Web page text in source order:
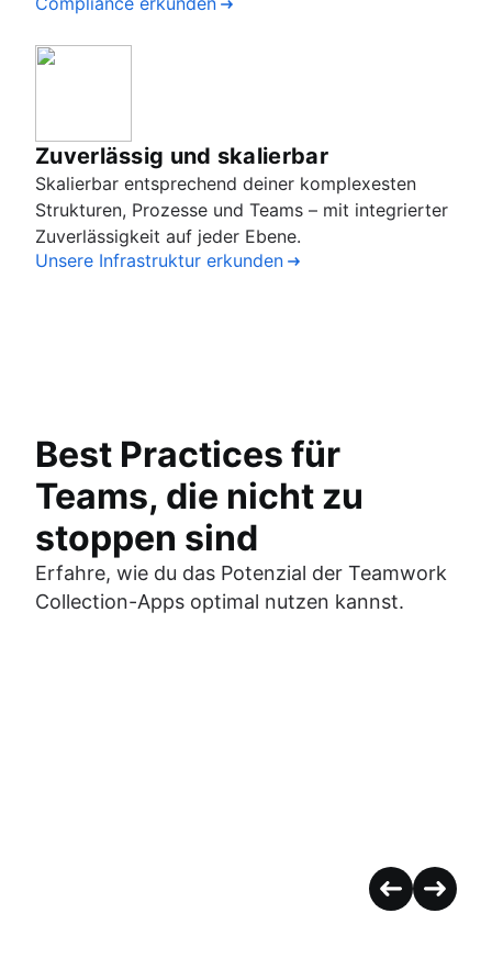
Zuverlässig und skalierbar
Skalierbar entsprechend deiner komplexesten
Strukturen, Prozesse und Teams – mit integrierter
Zuverlässigkeit auf jeder Ebene.
Unsere Infrastruktur erkunden
Best Practices für
Teams, die nicht zu
stoppen sind
Erfahre, wie du das Potenzial der Teamwork
Collection-Apps optimal nutzen kannst.